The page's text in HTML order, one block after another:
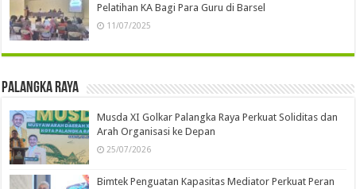
Pelatihan KA Bagi Para Guru di Barsel
11/07/2025
Palangka Raya
Musda XI Golkar Palangka Raya Perkuat Soliditas dan
Arah Organisasi ke Depan
25/07/2026
Bimtek Penguatan Kapasitas Mediator Perkuat Peran